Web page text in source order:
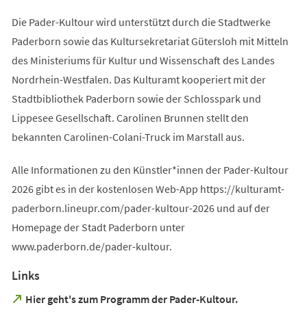
Die Pader-Kultour wird unterstützt durch die Stadtwerke
Paderborn sowie das Kultursekretariat Gütersloh mit Mitteln
des Ministeriums für Kultur und Wissenschaft des Landes
Nordrhein-Westfalen. Das Kulturamt kooperiert mit der
Stadtbibliothek Paderborn sowie der Schlosspark und
Lippesee Gesellschaft. Carolinen Brunnen stellt den
bekannten Carolinen-Colani-Truck im Marstall aus.
Alle Informationen zu den Künstler*innen der Pader-Kultour
2026 gibt es in der kostenlosen Web-App https://kulturamt-
paderborn.lineupr.com/pader-kultour-2026 und auf der
Homepage der Stadt Paderborn unter
www.paderborn.de/pader-kultour.
Links
Hier geht's zum Programm der Pader-Kultour.
(Öffnet